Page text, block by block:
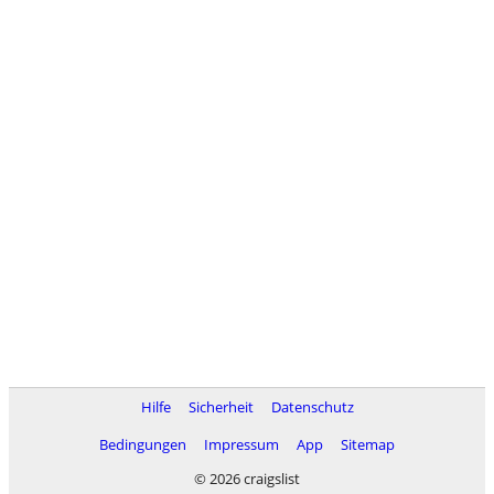
Hilfe Sicherheit
Datenschutz
Bedingungen
Impressum App
Sitemap
© 2026 craigslist